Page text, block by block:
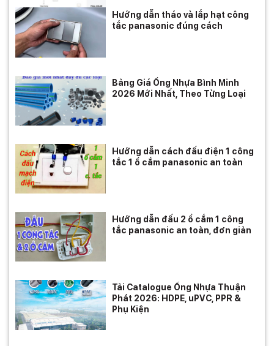
Hướng dẫn tháo và lắp hạt công
tắc panasonic đúng cách
Bảng Giá Ống Nhựa Bình Minh
2026 Mới Nhất, Theo Từng Loại
Hướng dẫn cách đấu điện 1 công
tắc 1 ổ cắm panasonic an toàn
Hướng dẫn đấu 2 ổ cắm 1 công
tắc panasonic an toàn, đơn giản
Tải Catalogue Ống Nhựa Thuận
Phát 2026: HDPE, uPVC, PPR &
Phụ Kiện